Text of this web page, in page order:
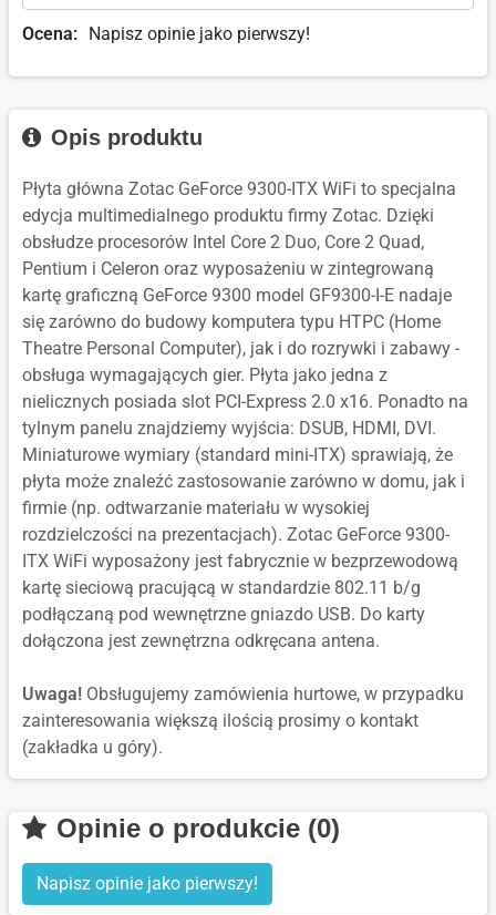
Ocena: Napisz opinie jako pierwszy!
Opis produktu
Płyta główna Zotac GeForce 9300-ITX WiFi to specjalna
edycja multimedialnego produktu firmy Zotac. Dzięki
obsłudze procesorów Intel Core 2 Duo, Core 2 Quad,
Pentium i Celeron oraz wyposażeniu w zintegrowaną
kartę graficzną GeForce 9300 model GF9300-I-E nadaje
się zarówno do budowy komputera typu HTPC (Home
Theatre Personal Computer), jak i do rozrywki i zabawy -
obsługa wymagających gier. Płyta jako jedna z
nielicznych posiada slot PCI-Express 2.0 x16. Ponadto na
tylnym panelu znajdziemy wyjścia: DSUB, HDMI, DVI.
Miniaturowe wymiary (standard mini-ITX) sprawiają, że
płyta może znaleźć zastosowanie zarówno w domu, jak i
firmie (np. odtwarzanie materiału w wysokiej
rozdzielczości na prezentacjach). Zotac GeForce 9300-
ITX WiFi wyposażony jest fabrycznie w bezprzewodową
kartę sieciową pracującą w standardzie 802.11 b/g
podłączaną pod wewnętrzne gniazdo USB. Do karty
dołączona jest zewnętrzna odkręcana antena.
Uwaga! Obsługujemy zamówienia hurtowe, w przypadku
zainteresowania większą ilością prosimy o kontakt
(zakładka u góry).
Opinie o produkcie (0)
Napisz opinie jako pierwszy!